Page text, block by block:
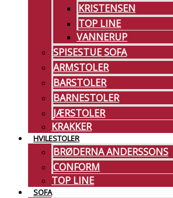
KRISTENSEN
TOP LINE
VANNERUP
SPISESTUE SOFA
ARMSTOLER
BARSTOLER
BARNESTOLER
JÆRSTOLER
KRAKKER
HVILESTOLER
BRØDERNA ANDERSSONS
CONFORM
TOP LINE
SOFA